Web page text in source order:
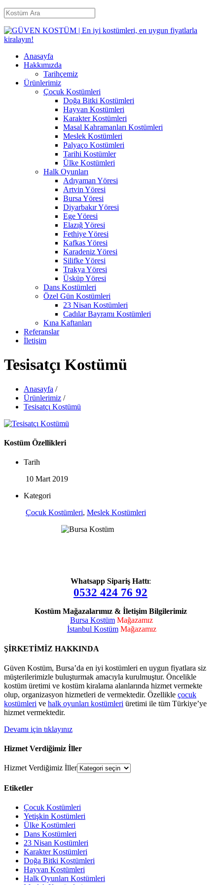
Anasayfa
Hakkımızda
Tarihçemiz
Ürünlerimiz
Çocuk Kostümleri
Doğa Bitki Kostümleri
Hayvan Kostümleri
Karakter Kostümleri
Masal Kahramanları Kostümleri
Meslek Kostümleri
Palyaço Kostümleri
Tarihi Kostümler
Ülke Kostümleri
Halk Oyunları
Adıyaman Yöresi
Artvin Yöresi
Bursa Yöresi
Diyarbakır Yöresi
Ege Yöresi
Elazığ Yöresi
Fethiye Yöresi
Kafkas Yöresi
Karadeniz Yöresi
Silifke Yöresi
Trakya Yöresi
Üsküp Yöresi
Dans Kostümleri
Özel Gün Kostümleri
23 Nisan Kostümleri
Cadılar Bayramı Kostümleri
Kına Kaftanları
Referanslar
İletişim
Tesisatçı Kostümü
Anasayfa /
Ürünlerimiz /
Tesisatçı Kostümü
Kostüm Özellikleri
Tarih
10 Mart 2019
Kategori
Çocuk Kostümleri, Meslek Kostümleri
Whatsapp Sipariş Hattı:
0532 424 76 92
Kostüm Mağazalarımız & İletişim Bilgilerimiz
Bursa Kostüm Mağazamız
İstanbul Kostüm Mağazamız
ŞİRKETİMİZ HAKKINDA
Güven Kostüm, Bursa’da en iyi kostümleri en uygun fiyatlara siz
müşterilerimizle buluşturmak amacıyla kurulmuştur. Öncelikle
kostüm üretimi ve kostüm kiralama alanlarında hizmet vermekte
olup, organizasyon hizmetleri de vermektedir. Özellikle çocuk
kostümleri ve halk oyunları kostümleri üretimi ile tüm Türkiye’ye
hizmet vermektedir.
Devamı için tıklayınız
Hizmet Verdiğimiz İller
Hizmet Verdiğimiz İller
Etiketler
Çocuk Kostümleri
Yetişkin Kostümleri
Ülke Kostümleri
Dans Kostümleri
23 Nisan Kostümleri
Karakter Kostümleri
Doğa Bitki Kostümleri
Hayvan Kostümleri
Halk Oyunları Kostümleri